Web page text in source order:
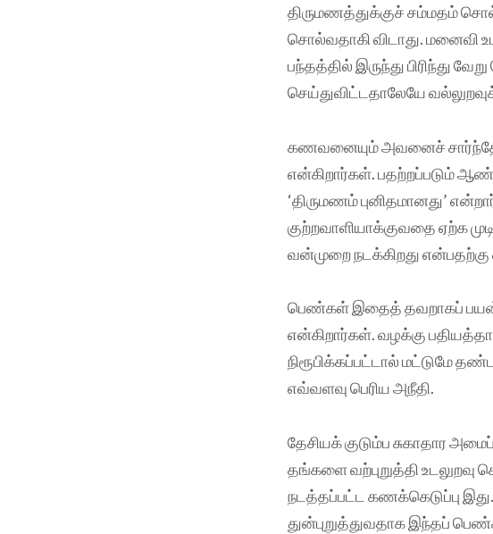
திருமணத்துக்குச் சம்மதம்
சொல்வதாகி விடாது. மனைவி
பந்தத்தில் இருந்து பிரிந்து
செய்துவிட்டதாலேயே
கணவனையும் அவனைச்
என்கிறார்கள். பதற்றப்படும்
‘திருமணம் புனிதமானது’
குற்றவாளியாக்குவதை ஏற்க
வன்முறை நடக்கிறது என்பதற்கு
பெண்கள் இதைத் தவறாகப்
என்கிறார்கள். வழக்கு
நிரூபிக்கப்பட்டால் மட்டுமே
எவ்வளவு பெரிய அநீதி.
தேசியக் குடும்ப சுகாதார
தங்களை வற்புறுத்தி
நடத்தப்பட்ட கணக்கெடுப்பு
துன்புறுத்துவதாக இந்தப்